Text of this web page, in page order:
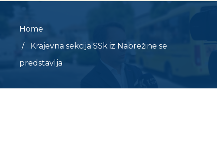
Home
Krajevna sekcija SSk iz Nabrežine se
predstavlja